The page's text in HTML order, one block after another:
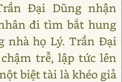
Đại Dũng nhận
đi tìm bắt hung
nhà họ Lý. Trần Đại
trễ, lập tức lên
biệt tài là khéo giả